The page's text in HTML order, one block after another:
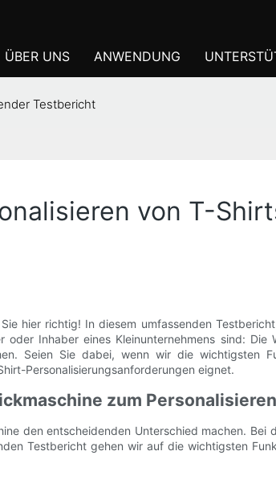
ÜBER UNS ANWENDUNG
Testbericht
von T-
hier richtig! In diesem umfassenden
Inhaber eines Kleinunternehmens sind:
Seien Sie dabei, wenn wir die wichtigsten
Personalisierungsanforderungen eignet.
zum
den entscheidenden Unterschied machen.
Testbericht gehen wir auf die wichtigsten